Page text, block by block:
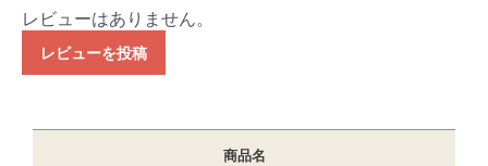
レビューはありません。
レビューを投稿
商品名